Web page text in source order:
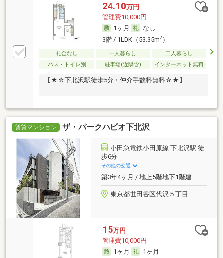
24.10万円
管理費10,000円
1ヶ月
なし
3階 / 1LDK（53.35m2）
礼金なし 一人暮らし
二人暮らし
バス・トイレ別
駐車場(近隣含) インターネット無料
【★☆下北沢駅徒歩5分・仲介手数料無料☆★】
賃貸マンション ザ・パークハビオ下北沢
小田急電鉄小田原線 下北沢駅 徒
歩6分
その他の交通
築3年4ヶ月 / 地上5階地下1階建
東京都世田谷区代沢５丁目
15万円
管理費10,000円
1ヶ月
1ヶ月